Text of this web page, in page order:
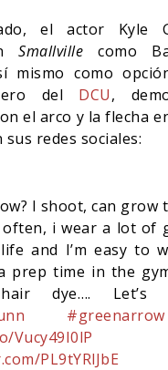
el actor Kyle
Smallvillecomo
mismo como
del DCU,
el arco y la flecha
redes sociales:
I shoot, can grow
i wear a lot of
and I’m easy to
prep time in the
dye…. Let’s
#greenarrow
Vucy49I0lP
PL9tYRlJbE